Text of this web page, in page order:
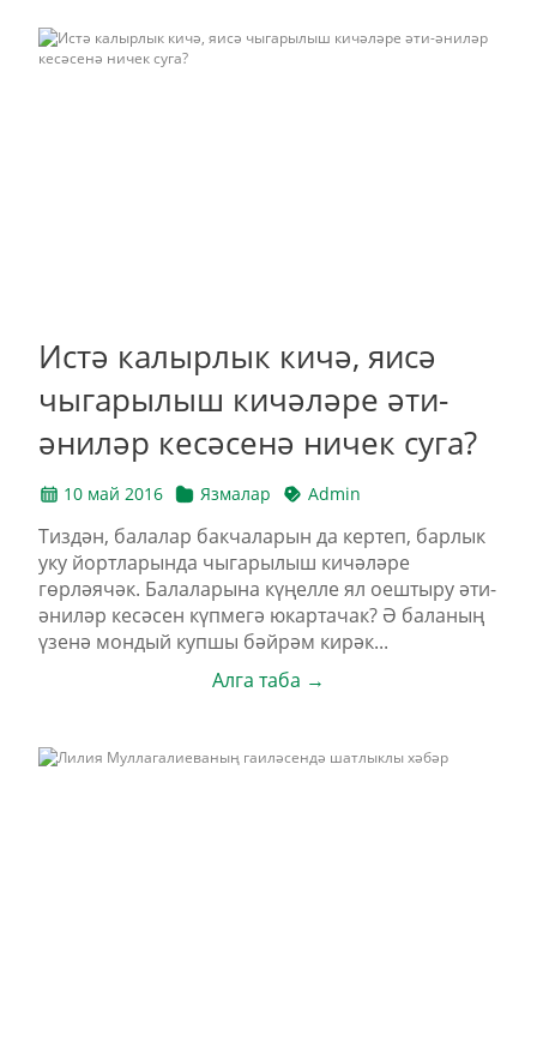
Истә калырлык кичә, яисә
чыгарылыш кичәләре әти-
әниләр кесәсенә ничек суга?
10 май 2016 Язмалар Admin
Тиздән, балалар бакчаларын да кертеп, барлык
уку йортларында чыгарылыш кичәләре
гөрләячәк. Балаларына күңелле ял оештыру әти-
әниләр кесәсен күпмегә юкартачак? Ә баланың
үзенә мондый купшы бәйрәм кирәк...
Алга таба →